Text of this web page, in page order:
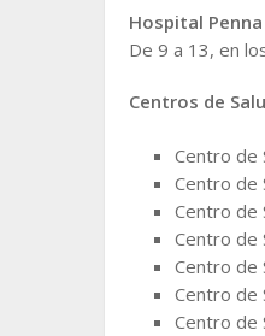
Hospital Penna
De 9 a 13, en
Centros de
Centro de
Centro de
Centro de
Centro de
Centro de
Centro de
Centro de